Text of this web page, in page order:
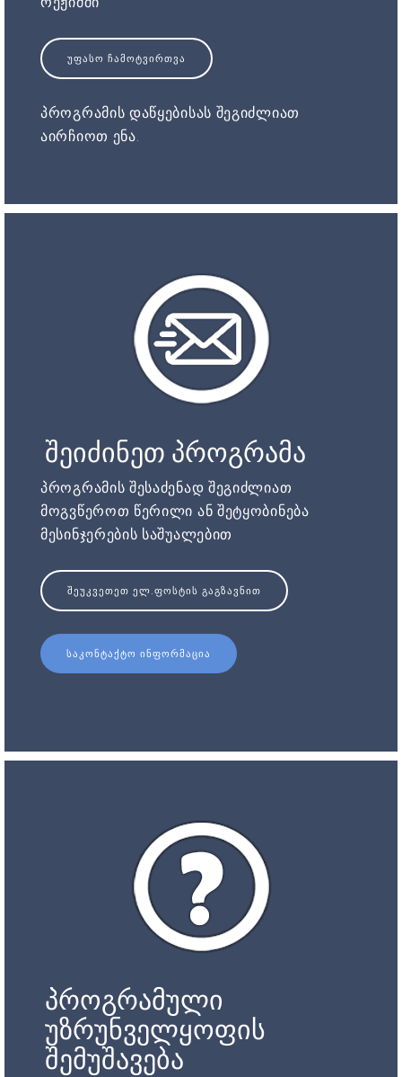
ᲣᲤᲐᲡᲝ ᲩᲐᲛᲝᲢᲕᲘᲠᲗᲕᲐ
პროგრამის დაწყებისას შეგიძლიათ
აირჩიოთ ენა.
შეიძინეთ პროგრამა
პროგრამის შესაძენად შეგიძლიათ
მოგვწეროთ წერილი ან შეტყობინება
მესინჯერების საშუალებით
ᲨᲔᲣᲙᲕᲔᲗᲔᲗ ᲔᲚ.ᲤᲝᲡᲢᲘᲡ ᲒᲐᲒᲖᲐᲕᲜᲘᲗ
ᲡᲐᲙᲝᲜᲢᲐᲥᲢᲝ ᲘᲜᲤᲝᲠᲛᲐᲪᲘᲐ
პროგრამული
უზრუნველყოფის
შემუშავება